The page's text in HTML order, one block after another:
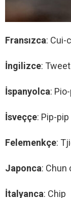
Fransızca: Cui-
İngilizce: Tweet
İspanyolca:
İsveççe: Pip-pip
Felemenkçe:
Japonca: Chun
İtalyanca: Chip